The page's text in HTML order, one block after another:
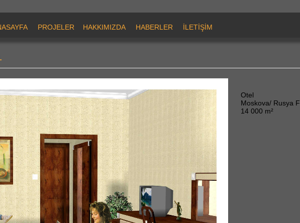
PROJELER HAKKIMIZDA HABERLER İLETİŞİM
Otel
Moskova/ Rusya
14 000 m²